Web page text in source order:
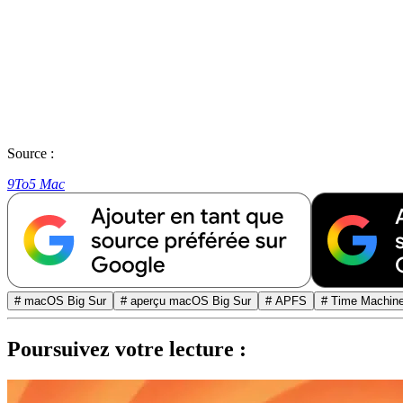
Source :
9To5 Mac
# macOS Big Sur # aperçu macOS Big Sur # APFS # Time
Poursuivez votre lecture :